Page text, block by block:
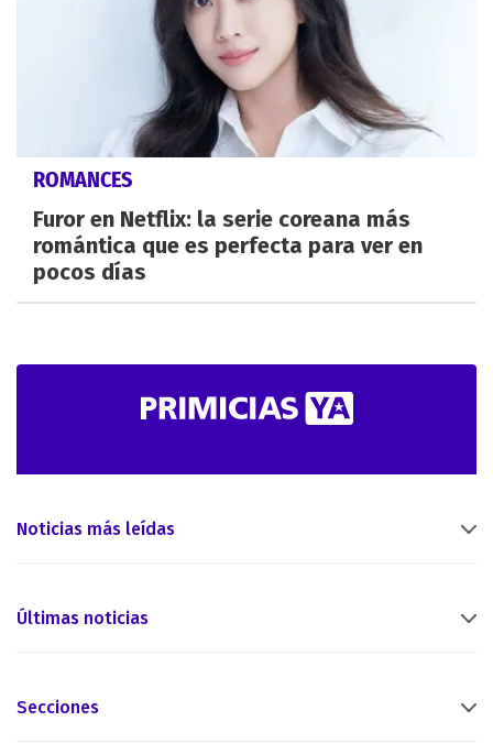
ROMANCES
Furor en Netflix: la serie coreana más
romántica que es perfecta para ver en
pocos días
Noticias más leídas
Últimas noticias
Secciones